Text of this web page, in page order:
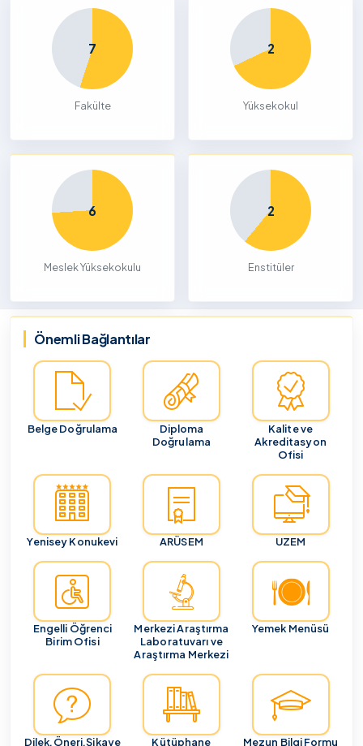
7
Fakülte
2
Yüksekokul
6
Meslek Yüksekokulu
2
Enstitüler
Önemli Bağlantılar
Belge Doğrulama
Diploma
Doğrulama
Kalite ve
Akreditasyon
Ofisi
Yenisey Konukevi ARÜSEM UZEM
Engelli Öğrenci
Birim Ofisi
Merkezi Araştırma
Laboratuvarı ve
Araştırma Merkezi
Yemek Menüsü
Dilek,Öneri,Şikaye
Kütüphane Mezun Bilgi Formu